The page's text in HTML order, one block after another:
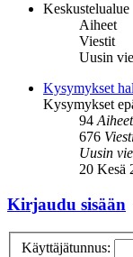
Keskustelualue
Aiheet
Viestit
Uusin
Kysymykset
Kysymykset
94Aiheet
676
Uusin
20 Kesä
Kirjaudu sisään
Käyttäjätunnus: